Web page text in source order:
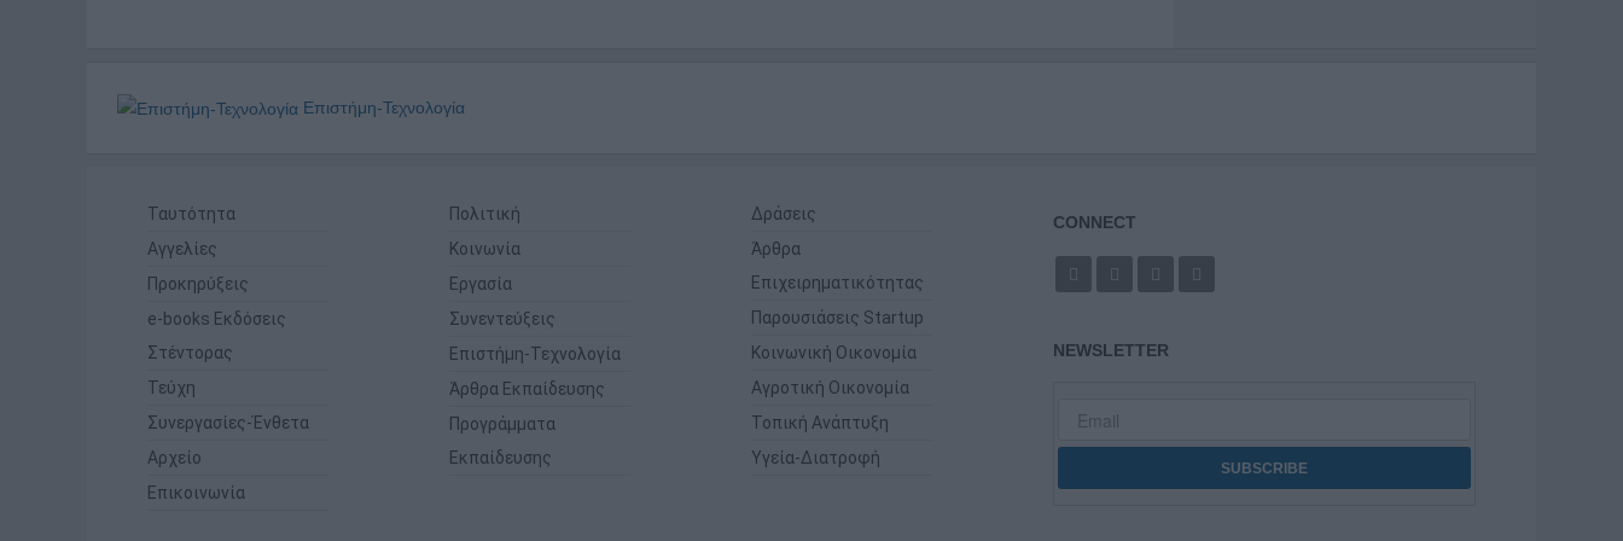
Επιστήμη-Τεχνολογία
Ταυτότητα
Αγγελίες
Προκηρύξεις
e-books Εκδόσεις
Στέντορας
Τεύχη
Συνεργασίες-Ένθετα
Αρχείο
Επικοινωνία
Πολιτική
Κοινωνία
Εργασία
Συνεντεύξεις
Επιστήμη-Τεχνολογία
Άρθρα Εκπαίδευσης
Προγράμματα
Εκπαίδευσης
Δράσεις
Άρθρα
Επιχειρηματικότητας
Παρουσιάσεις Startup
Κοινωνική Οικονομία
Αγροτική Οικονομία
Τοπική Ανάπτυξη
Υγεία-Διατροφή
CONNECT
NEWSLETTER